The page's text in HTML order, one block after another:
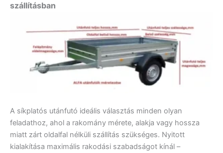
szállításban
A síkplatós utánfutó ideális választás minden olyan
feladathoz, ahol a rakomány mérete, alakja vagy hossza
miatt zárt oldalfal nélküli szállítás szükséges. Nyitott
kialakítása maximális rakodási szabadságot kínál –